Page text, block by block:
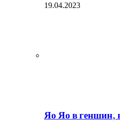
19.04.2023
Яо Яо в геншин,